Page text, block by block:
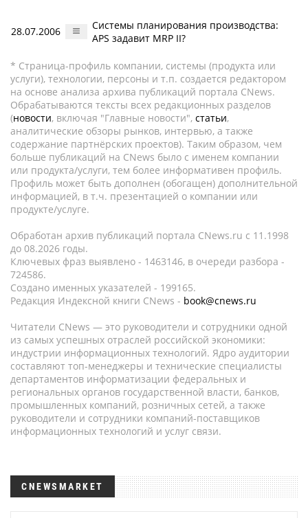
28.07.2006
Системы планирования производства:
APS задавит MRP II?
* Страница-профиль компании, системы (продукта или
услуги), технологии, персоны и т.п. создается редактором
на основе анализа архива публикаций портала CNews.
Обрабатываются тексты всех редакционных разделов
(новости, включая "Главные новости", статьи,
аналитические обзоры рынков, интервью, а также
содержание партнёрских проектов). Таким образом, чем
больше публикаций на CNews было с именем компании
или продукта/услуги, тем более информативен профиль.
Профиль может быть дополнен (обогащен) дополнительной
информацией, в т.ч. презентацией о компании или
продукте/услуге.
Обработан архив публикаций портала CNews.ru c 11.1998
до 08.2026 годы.
Ключевых фраз выявлено - 1463146, в очереди разбора -
724586.
Создано именных указателей - 199165.
Редакция Индексной книги CNews - book@cnews.ru
Читатели CNews — это руководители и сотрудники одной
из самых успешных отраслей российской экономики:
индустрии информационных технологий. Ядро аудитории
составляют топ-менеджеры и технические специалисты
департаментов информатизации федеральных и
региональных органов государственной власти, банков,
промышленных компаний, розничных сетей, а также
руководители и сотрудники компаний-поставщиков
информационных технологий и услуг связи.
CNEWSMARKET